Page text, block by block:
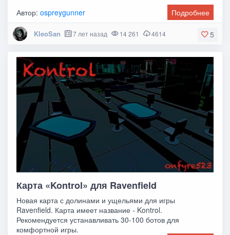
Автор:ospreygunner Подробнее
5
KleoSan 7 лет назад 14 261 4614
Карта «Kontrol» для Ravenfield
Новая карта с долинами и ущельями для игры
Ravenfield. Карта имеет название - Kontrol.
Рекомендуется устанавливать 30-100 ботов для
комфортной игры.